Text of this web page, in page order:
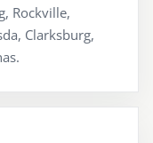
Rockville,
Clarksburg,